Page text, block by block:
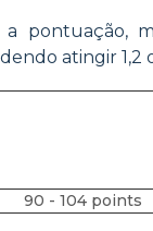
a pontuação,
atingir 1,2
90 - 104 points